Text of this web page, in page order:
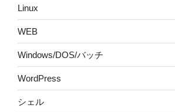
Linux
WEB
Windows/DOS/バッチ
WordPress
シェル